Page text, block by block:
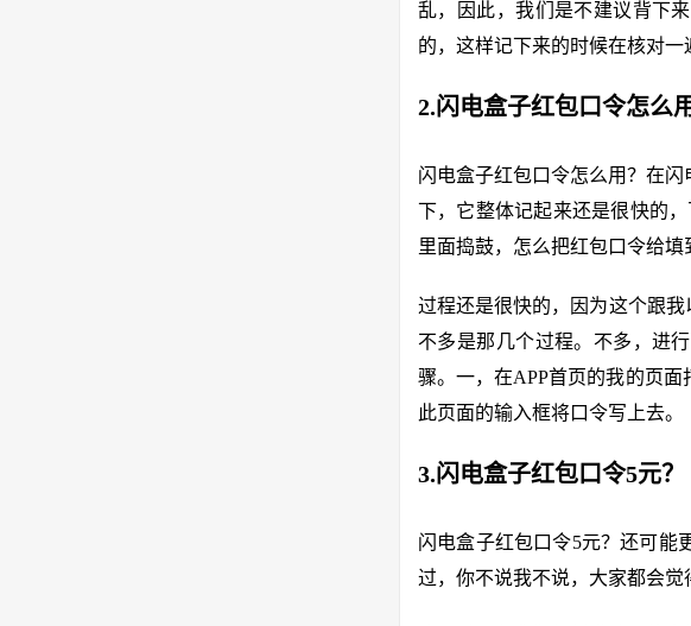
乱，因此，我们是不建议背下
的，这样记下来的时候在核对一
2.闪电盒子红包口令怎么用
闪电盒子红包口令怎么用？在
下，它整体记起来还是很快的
里面捣鼓，怎么把红包口令给
过程还是很快的，因为这个跟
不多是那几个过程。不多，进
骤。一，在APP首页的我的页
此页面的输入框将口令写上去。
3.闪电盒子红包口令5元？
闪电盒子红包口令5元？还可能
过，你不说我不说，大家都会觉